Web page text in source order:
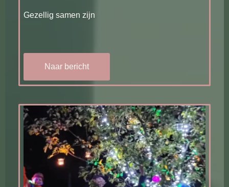
Gezellig samen zijn
Naar bericht